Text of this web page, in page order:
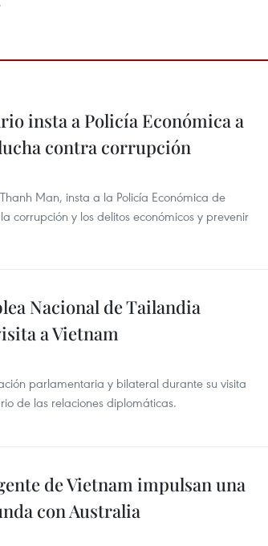
insta a Policía Económica a
contra corrupción
Man, insta a la Policía Económica de
corrupción y los delitos económicos y prevenir
Nacional de Tailandia
a Vietnam
parlamentaria y bilateral durante su visita
de las relaciones diplomáticas.
de Vietnam impulsan una
con Australia